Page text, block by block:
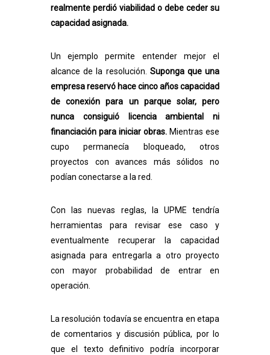
realmente perdió viabilidad o debe ceder su
capacidad asignada.
Un ejemplo permite entender mejor el
alcance de la resolución. Suponga que una
empresa reservó hace cinco años capacidad
de conexión para un parque solar, pero
nunca consiguió licencia ambiental ni
financiación para iniciar obras. Mientras ese
cupo permanecía bloqueado, otros
proyectos con avances más sólidos no
podían conectarse a la red.
Con las nuevas reglas, la UPME tendría
herramientas para revisar ese caso y
eventualmente recuperar la capacidad
asignada para entregarla a otro proyecto
con mayor probabilidad de entrar en
operación.
La resolución todavía se encuentra en etapa
de comentarios y discusión pública, por lo
que el texto definitivo podría incorporar